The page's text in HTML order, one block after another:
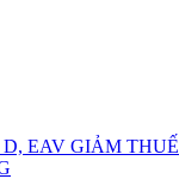
EAV GIẢM THUẾ